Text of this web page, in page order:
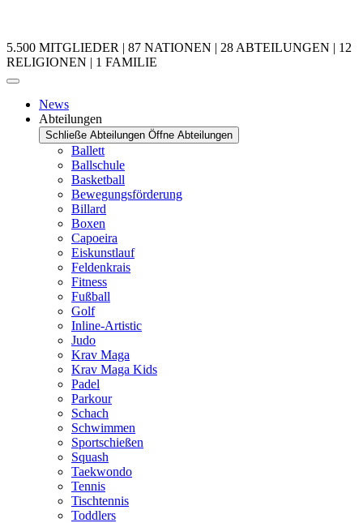
5.500 MITGLIEDER | 87 NATIONEN | 28 ABTEILUNGEN | 12
RELIGIONEN | 1 FAMILIE
News
Abteilungen
Schließe Abteilungen Öffne Abteilungen
Ballett
Ballschule
Basketball
Bewegungsförderung
Billard
Boxen
Capoeira
Eiskunstlauf
Feldenkrais
Fitness
Fußball
Golf
Inline-Artistic
Judo
Krav Maga
Krav Maga Kids
Padel
Parkour
Schach
Schwimmen
Sportschießen
Squash
Taekwondo
Tennis
Tischtennis
Toddlers